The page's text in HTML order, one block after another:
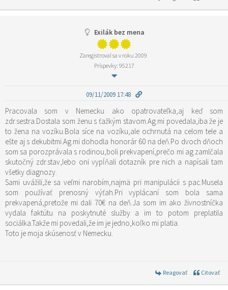
Exilák bez mena
Zaregistroval sa v roku 2009
Príspevky: 95217
09/11/2009 17:48
Pracovala som v Nemecku ako opatrovateľka,aj keď som
zdr.sestra.Dostala som ženu s ťažkým stavom.Ag.mi povedala,iba že je
to žena na vozíku.Bola síce na vozíku,ale ochrnutá na celom tele a
ešte aj s dekubitmi.Ag.mi dohodla honorár 60 na deň.Po dvoch dňoch
som sa porozprávala s rodinou,boli prekvapení,prečo mi ag.zamlčala
skutočný zdr.stav,lebo oni vypĺňali dotazník pre nich a napísali tam
všetky diagnozy.
Sami uvážili,že sa veľmi narobím,najmä pri manipulácii s pac.Musela
som používať prenosný výťah.Pri vyplácaní som bola sama
prekvapená,pretože mi dali 70€ na deň.Ja som im ako živnostníčka
vydala faktútu na poskytnuté služby a im to potom preplatila
sociálka.Takže mi povedali,že im je jedno,koľko mi platia.
Toto je moja skúsenosť v Nemecku.
Reagovať Citovať